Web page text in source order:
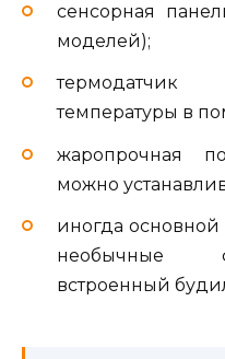
сенсорная
моделей);
температуры в
жаропрочная
можно
иногда
необычные
встроенный